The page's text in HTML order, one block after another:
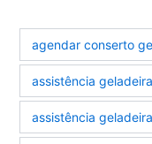
agendar conserto
assistência
assistência